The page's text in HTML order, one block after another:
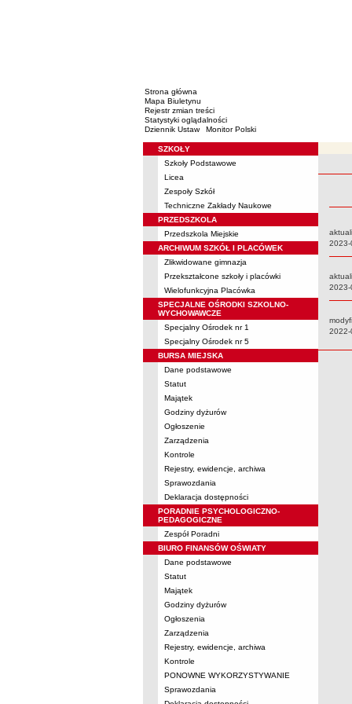
Strona główna
Mapa Biuletynu
Rejestr zmian treści
Statystyki oglądalności
Dziennik Ustaw
Monitor Polski
Menu
SZKOŁY
Szkoły Podstawowe
Licea
Zespoły Szkół
Techniczne Zakłady Naukowe
PRZEDSZKOLA
Przedszkola Miejskie
ARCHIWUM SZKÓŁ I PLACÓWEK
Zlikwidowane gimnazja
Przekształcone szkoły i placówki
Wielofunkcyjna Placówka
SPECJALNE OŚRODKI SZKOLNO-
WYCHOWAWCZE
Specjalny Ośrodek nr 1
Specjalny Ośrodek nr 5
BURSA MIEJSKA
Dane podstawowe
Statut
Majątek
Godziny dyżurów
Ogłoszenie
Zarządzenia
Kontrole
Rejestry, ewidencje, archiwa
Sprawozdania
Deklaracja dostępności
PORADNIE PSYCHOLOGICZNO-
PEDAGOGICZNE
Zespół Poradni
BIURO FINANSÓW OŚWIATY
Dane podstawowe
Statut
Majątek
Godziny dyżurów
Ogłoszenia
Zarządzenia
Rejestry, ewidencje, archiwa
Kontrole
PONOWNE WYKORZYSTYWANIE
Sprawozdania
Data:
2023-
Data:
2023-
Data:
2022-